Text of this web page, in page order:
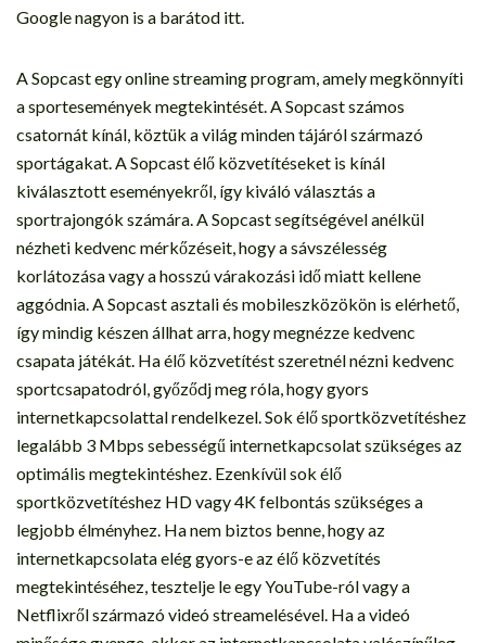
Google nagyon is a barátod itt.
A Sopcast egy online streaming program, amely megkönnyíti
a sportesemények megtekintését. A Sopcast számos
csatornát kínál, köztük a világ minden tájáról származó
sportágakat. A Sopcast élő közvetítéseket is kínál
kiválasztott eseményekről, így kiváló választás a
sportrajongók számára. A Sopcast segítségével anélkül
nézheti kedvenc mérkőzéseit, hogy a sávszélesség
korlátozása vagy a hosszú várakozási idő miatt kellene
aggódnia. A Sopcast asztali és mobileszközökön is elérhető,
így mindig készen állhat arra, hogy megnézze kedvenc
csapata játékát. Ha élő közvetítést szeretnél nézni kedvenc
sportcsapatodról, győződj meg róla, hogy gyors
internetkapcsolattal rendelkezel. Sok élő sportközvetítéshez
legalább 3 Mbps sebességű internetkapcsolat szükséges az
optimális megtekintéshez. Ezenkívül sok élő
sportközvetítéshez HD vagy 4K felbontás szükséges a
legjobb élményhez. Ha nem biztos benne, hogy az
internetkapcsolata elég gyors-e az élő közvetítés
megtekintéséhez, tesztelje le egy YouTube-ról vagy a
Netflixről származó videó streamelésével. Ha a videó